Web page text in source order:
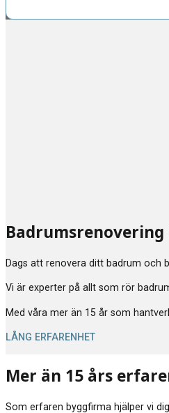
Dags att renovera ditt badrum och
Vi är experter på allt som rör
Med våra mer än 15 år som
LÅNG ERFARENHET
Mer än 15 års
Som erfaren byggfirma hjälper vi